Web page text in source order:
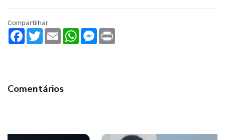
Compartilhar:
Facebook
TwitterEmail WhatsAppMessenger
Comentários